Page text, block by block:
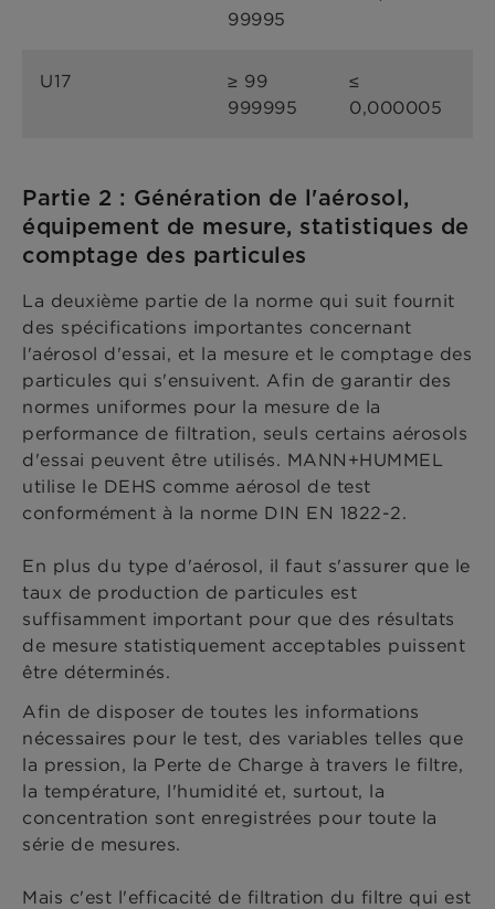
99995
U17
≥ 99
999995
≤
0,000005
Partie 2 : Génération de l'aérosol,
équipement de mesure, statistiques de
comptage des particules
La deuxième partie de la norme qui suit fournit
des spécifications importantes concernant
l'aérosol d'essai, et la mesure et le comptage des
particules qui s'ensuivent. Afin de garantir des
normes uniformes pour la mesure de la
performance de filtration, seuls certains aérosols
d'essai peuvent être utilisés. MANN+HUMMEL
utilise le DEHS comme aérosol de test
conformément à la norme DIN EN 1822-2.
En plus du type d'aérosol, il faut s'assurer que le
taux de production de particules est
suffisamment important pour que des résultats
de mesure statistiquement acceptables puissent
être déterminés.
Afin de disposer de toutes les informations
nécessaires pour le test, des variables telles que
la pression, la Perte de Charge à travers le filtre,
la température, l'humidité et, surtout, la
concentration sont enregistrées pour toute la
série de mesures.
Mais c'est l'efficacité de filtration du filtre qui est